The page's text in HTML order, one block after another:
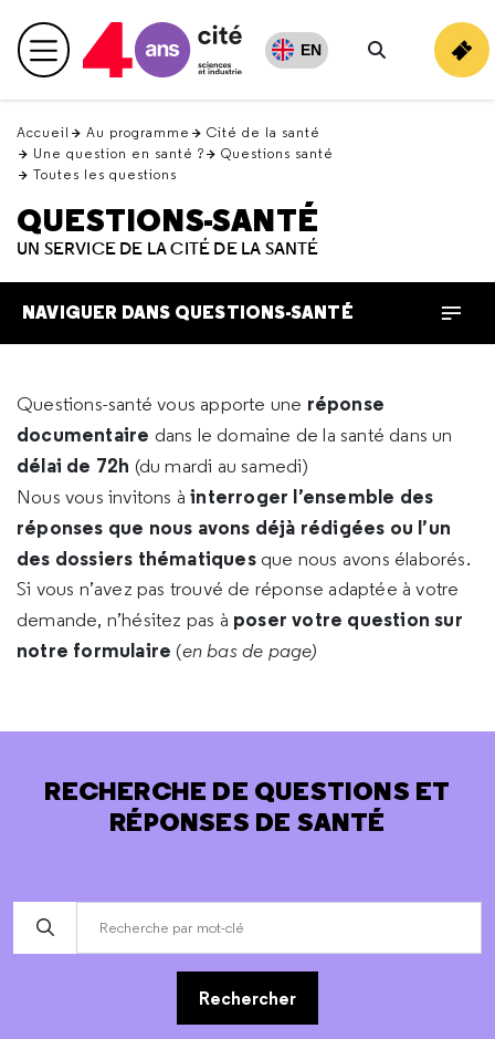
en
haut Menu principal EN
Rechercher
Accueil Au programme
Cité de la santé
Une question en santé ?
Questions santé
Toutes les questions
QUESTIONS-SANTÉ
UN SERVICE DE LA CITÉ DE LA SANTÉ
NAVIGUER DANS QUESTIONS-SANTÉ
Questions-santé vous apporte une réponse
documentaire dans le domaine de la santé dans un
délai de 72h (du mardi au samedi)
Nous vous invitons àinterroger l’ensemble des
réponses que nous avons déjà rédigées ou l’un
des dossiers thématiques que nous avons élaborés.
Si vous n’avez pas trouvé de réponse adaptée à votre
demande, n’hésitez pas à poser votre question sur
notre formulaire (en bas de page)
RECHERCHE DE QUESTIONS ET
RÉPONSES DE SANTÉ
Rechercher